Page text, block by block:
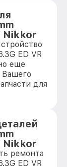
Nikkor
ED VR
еще
для
Nikkor
ремонта
ED VR